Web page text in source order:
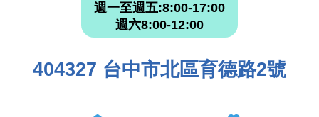
週一至週五:8:00-17:00
週六8:00-12:00
404327 台中市北區育德路2號